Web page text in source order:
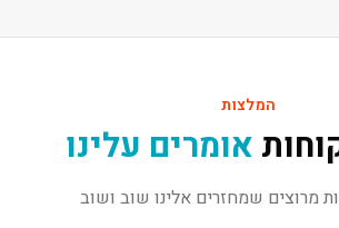
המלצות
אומרים עלינו
מרוצים שמחזרים אלינו שוב ושוב